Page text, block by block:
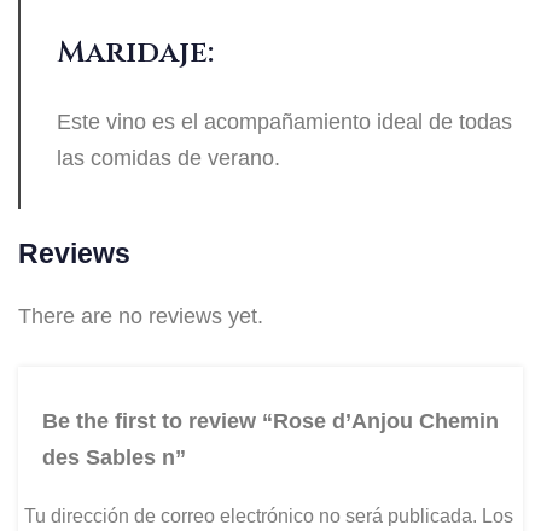
Maridaje:
Este vino es el acompañamiento ideal de todas
las comidas de verano.
Reviews
There are no reviews yet.
Be the first to review “Rose d’Anjou Chemin
des Sables n”
Tu dirección de correo electrónico no será publicada. Los